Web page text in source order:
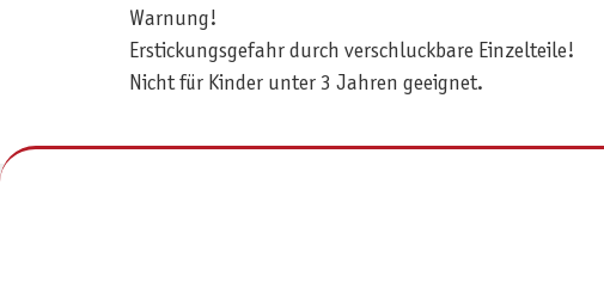
Warnung!
Erstickungsgefahr durch verschluckbare Einzelteile!
Nicht für Kinder unter 3 Jahren geeignet.